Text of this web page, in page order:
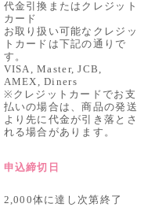
代金引換またはクレジット
カード
お取り扱い可能なクレジッ
トカードは下記の通りで
す。
VISA, Master, JCB,
AMEX, Diners
※クレジットカードでお支
払いの場合は、商品の発送
より先に代金が引き落とさ
れる場合があります。
申込締切日
2,000体に達し次第終了